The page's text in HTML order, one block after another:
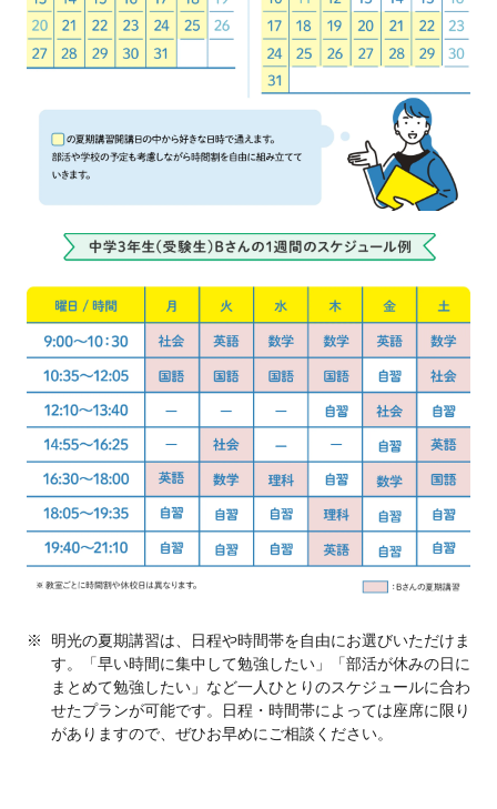
※
明光の夏期講習は、日程や時間帯を自由にお選びいただけま
す。「早い時間に集中して勉強したい」「部活が休みの日に
まとめて勉強したい」など一人ひとりのスケジュールに合わ
せたプランが可能です。日程・時間帯によっては座席に限り
がありますので、ぜひお早めにご相談ください。